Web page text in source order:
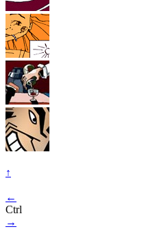
↑
←
Ctrl
→